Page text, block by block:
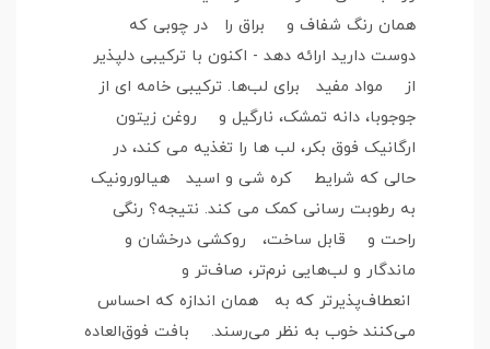
همان رنگ شفاف و براق را در چوبی که
دوست دارید ارائه دهد - اکنون با ترکیبی دلپذیر
از مواد مفید برای لب‌ها. ترکیبی خامه ای از
جوجوبا، دانه تمشک، نارگیل و روغن زیتون
ارگانیک فوق بکر، لب ها را تغذیه می کند، در
حالی که شرایط کره شی و اسید هیالورونیک
به رطوبت رسانی کمک می کند. نتیجه؟ رنگی
راحت و قابل ساخت، روکشی درخشان و
ماندگار و لب‌هایی نرم‌تر، صاف‌تر و
انعطاف‌پذیرتر که به همان اندازه که احساس
می‌کنند خوب به نظر می‌رسند. بافت فوق‌العاده